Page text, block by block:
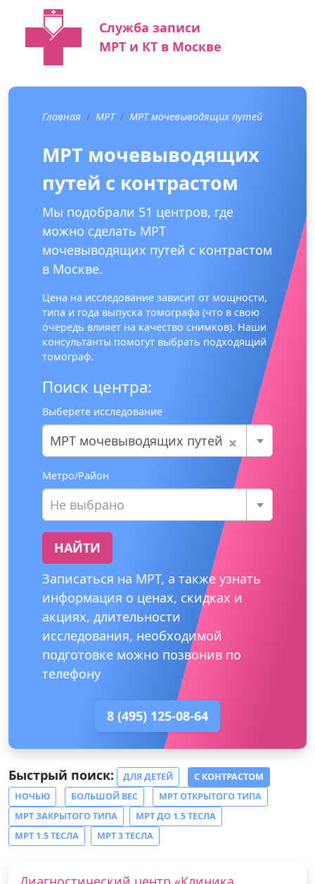
Служба записи
МРТ и КТ в Москве
Главная МРТ МРТ мочевыводящих путей
МРТ мочевыводящих
путей с контрастом
Мы подобрали 51 центров, где
можно сделать МРТ
мочевыводящих путей с контрастом
в Москве.
Цена на исследование зависит от мощности,
типа и года выпуска томографа (что в свою
очередь влияет на качество снимков). Наши
консультанты помогут выбрать подходящий
томограф.
Поиск центра:
Выберете исследование
×
МРТ мочевыводящих путей
Метро/Район
Не выбрано
НАЙТИ
Записаться на МРТ, а также узнать
информация о ценах, скидках и
акциях, длительности
исследования, необходимой
подготовке можно позвонив по
телефону
8 (495) 125-08-64
Быстрый поиск: ДЛЯ ДЕТЕЙ
С КОНТРАСТОМ
НОЧЬЮ
БОЛЬШОЙ ВЕС
МРТ ОТКРЫТОГО ТИПА
МРТ ЗАКРЫТОГО ТИПА
МРТ ДО 1.5 ТЕСЛА
МРТ 1.5 ТЕСЛА
МРТ 3 ТЕСЛА